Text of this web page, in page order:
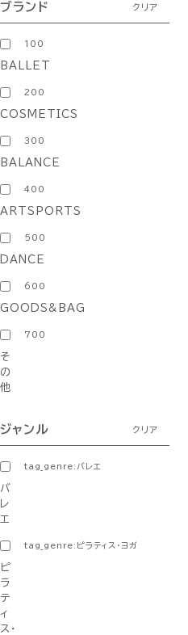
ブランド クリア
100
BALLET
200
COSMETICS
300
BALANCE
400
ARTSPORTS
500
DANCE
600
GOODS&BAG
700
そ
の
他
ジャンル クリア
tag_genre:バレエ
バ
レ
エ
tag_genre:ピラティス・ヨガ
ピ
ラ
テ
ィ
ス・